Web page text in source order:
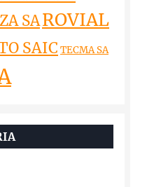
SAROVIAL
SAIC TECMA SA